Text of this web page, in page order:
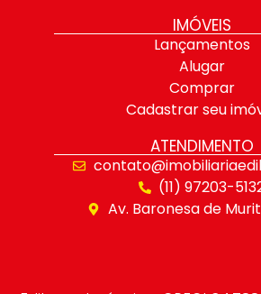
IMÓVEIS
Lançamentos
Alugar
Comprar
Cadastrar seu
ATENDIMENTO
(11) 97203-
Av. Baronesa de